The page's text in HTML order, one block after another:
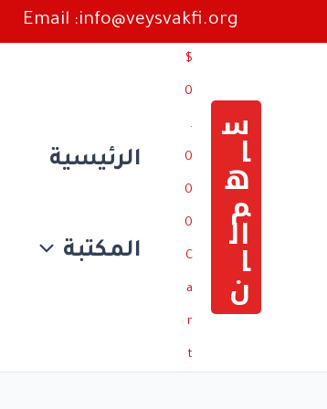
إلى
Email :info@veysvakfi.org
س
ا
ه
م
ال
ا
ن
$
0
.
0
0
0
C
a
r
t
الرئيسية
المكتبة